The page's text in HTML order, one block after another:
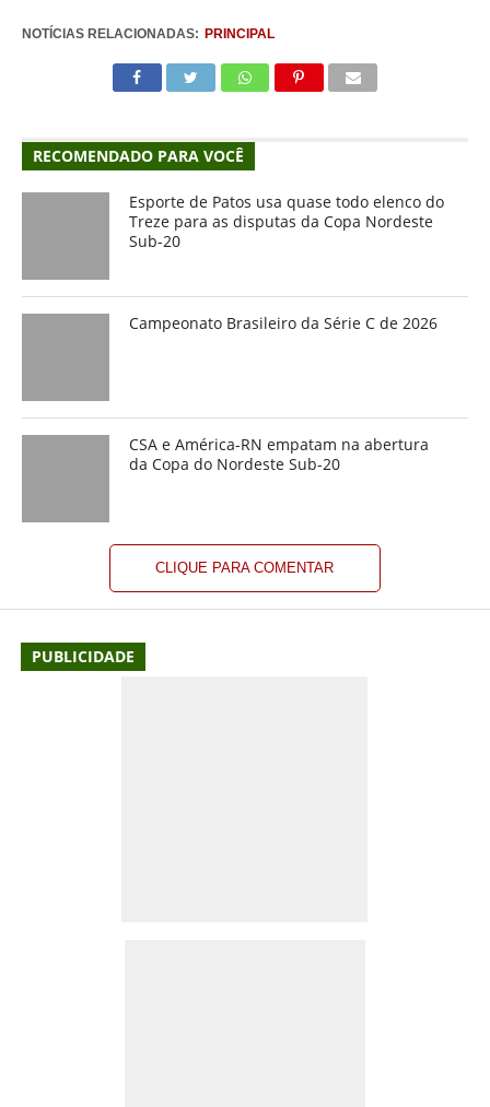
NOTÍCIAS RELACIONADAS: PRINCIPAL
RECOMENDADO PARA VOCÊ
Esporte de Patos usa quase todo elenco do
Treze para as disputas da Copa Nordeste
Sub-20
Campeonato Brasileiro da Série C de 2026
CSA e América-RN empatam na abertura
da Copa do Nordeste Sub-20
CLIQUE PARA COMENTAR
PUBLICIDADE